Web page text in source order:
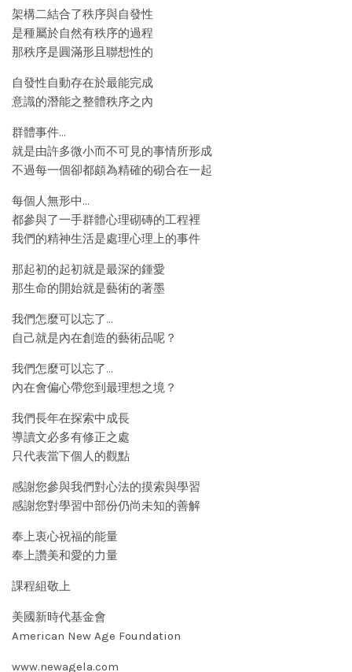
架構二結合了秩序與自發性
是種屬於自然有秩序的過程
那秩序是圓滿形且聯想性的
自發性自動存在於最能完成
意識的潛能之整體秩序之內
群體事件…
就是由許多微小而不可見的事情所形成
不過每一個卻都頗為精確的砌合在一起
每個人無形中…
都參與了一手群體心理砌磚的工程裡
我們的精神生活是處理心理上的事件
那起初的起初就是最深的鍾愛
那生命的開始就是藝術的著墨
我們怎麼可以忘了…
自己就是內在創造的藝術品呢？
我們怎麼可以忘了…
內在會偏心帶您到最理想之境？
我們長年在探索中成長
導讀文必多有修正之處
只代表當下個人的觀點
感謝您參與我們對心法的摸索與學習
感謝您對學習中部份仍尚未知的善解
奉上衷心祝福的能量
奉上讚美和愛的力量
課程組敬上
美國新時代基金會
American New Age Foundation
www.newagela.com